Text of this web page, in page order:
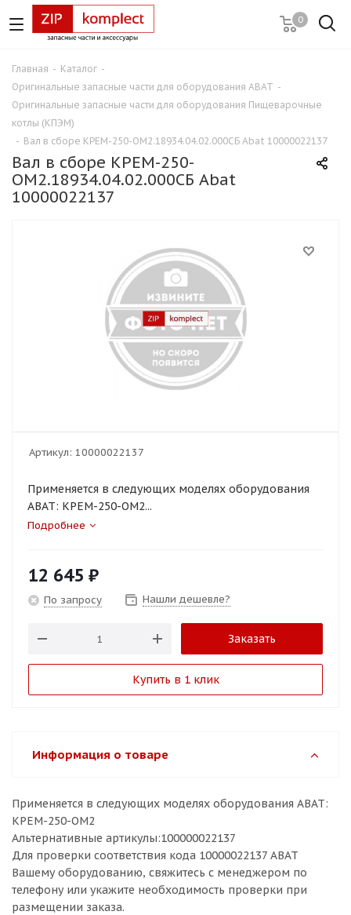
0
Главная - Каталог -
Оригинальные запасные части для оборудования ABAT -
Оригинальные запасные части для оборудования Пищеварочные
котлы (КПЭМ)
- Вал в сборе КРЕМ-250-ОМ2.18934.04.02.000СБ Abat 10000022137
Вал в сборе КРЕМ-250-
ОМ2.18934.04.02.000СБ Abat
10000022137
Артикул: 10000022137
Применяется в следующих моделях оборудования
ABAT: КРЕМ-250-ОМ2...
Подробнее
12 645 ₽
По запросу Нашли дешевле?
Заказать
Купить в 1 клик
Информация о товаре
Применяется в следующих моделях оборудования ABAT:
КРЕМ-250-ОМ2
Альтернативные артикулы:100000022137
Для проверки соответствия кода 10000022137 ABAT
Вашему оборудованию, свяжитесь с менеджером по
телефону или укажите необходимость проверки при
размещении заказа.